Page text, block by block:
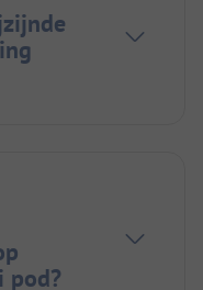
pod?